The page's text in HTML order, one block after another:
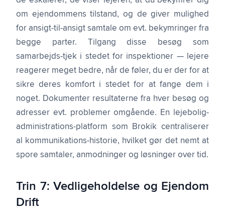
om ejendommens tilstand, og de giver mulighed
for ansigt-til-ansigt samtale om evt. bekymringer fra
begge parter. Tilgang disse besøg som
samarbejds-tjek i stedet for inspektioner — lejere
reagerer meget bedre, når de føler, du er der for at
sikre deres komfort i stedet for at fange dem i
noget. Dokumenter resultaterne fra hver besøg og
adresser evt. problemer omgående. En lejebolig-
administrations-platform som Brokik centraliserer
al kommunikations-historie, hvilket gør det nemt at
spore samtaler, anmodninger og løsninger over tid.
Trin 7: Vedligeholdelse og Ejendom
Drift